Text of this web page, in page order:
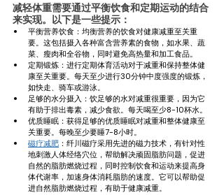
减轻体重需要通过平衡饮食和定期运动的结合
来实现。以下是一些提示：
平衡营养饮食：均衡营养的饮食对健康减重至关重
要。这包括摄入各种富含营养素的食物，如水果、蔬
菜、瘦肉和全谷物，同时避免高热量和加工食品。
定期锻炼：进行定期体育活动对于减重和保持整体健
康至关重要。每天至少进行30分钟中度强度的锻炼，
如快走、骑车或游泳。
足够的水分摄入：饮足够的水对减重很重要，因为它
有助于排出毒素，减少食欲。每天喝至少8-10杯水。
优质睡眠：获得足够的优质睡眠对减重和整体健康至
关重要。每晚至少要睡7-8小时。
磁疗减肥 ：纤川磁疗采用先进的磁力技术，有针对性
地刺激人体经络穴位，帮助解决顽固脂肪问题，促进
自然的脂肪燃烧过程，同时控制饮食和运动来提高身
体代谢率，加速身体消耗脂肪的速度。它可以帮助促
进自然脂肪燃烧过程，有助于健康减重。